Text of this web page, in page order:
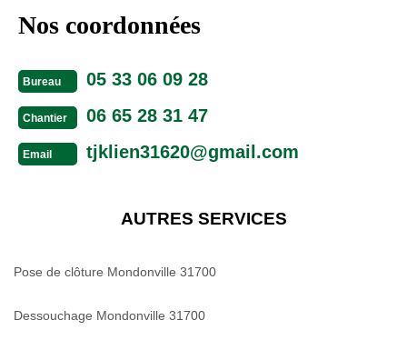
Nos coordonnées
Bureau 05 33 06 09 28
Chantier 06 65 28 31 47
Email tjklien31620@gmail.com
AUTRES SERVICES
Pose de clôture Mondonville 31700
Dessouchage Mondonville 31700